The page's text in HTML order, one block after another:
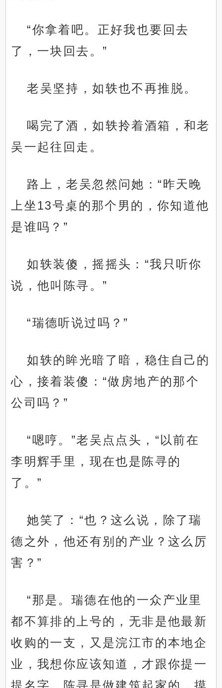
“你拿着吧。正好我也要回去
了，一块回去。”
老吴坚持，如轶也不再推脱。
喝完了酒，如轶拎着酒箱，和老
吴一起往回走。
路上，老吴忽然问她：“昨天晚
上坐13号桌的那个男的，你知道他
是谁吗？”
如轶装傻，摇摇头：“我只听你
说，他叫陈寻。”
“瑞德听说过吗？”
如轶的眸光暗了暗，稳住自己的
心，接着装傻：“做房地产的那个
公司吗？”
“嗯哼。”老吴点点头，“以前在
李明辉手里，现在也是陈寻的
了。”
她笑了：“也？这么说，除了瑞
德之外，他还有别的产业？这么厉
害？”
“那是。瑞德在他的一众产业里
都不算排的上号的，无非是他最新
收购的一支，又是浣江市的本地企
业，我想你应该知道，才跟你提一
提名字。陈寻是做建筑起家的，摸